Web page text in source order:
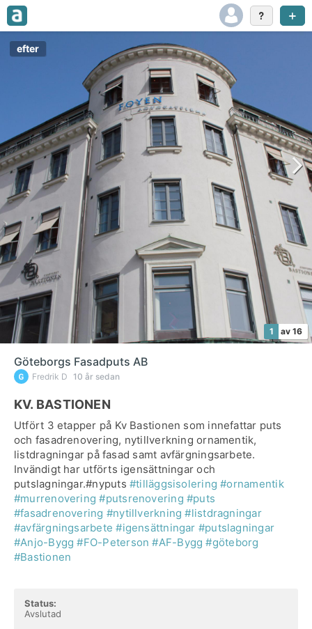
efter
1 av 16
Göteborgs Fasadputs AB
Fredrik D 10 år sedan
KV. BASTIONEN
Utfört 3 etapper på Kv Bastionen som innefattar puts
och fasadrenovering, nytillverkning ornamentik,
listdragningar på fasad samt avfärgningsarbete.
Invändigt har utförts igensättningar och
putslagningar.#nyputs #tilläggsisolering #ornamentik
#murrenovering #putsrenovering #puts
#fasadrenovering #nytillverkning #listdragningar
#avfärgningsarbete #igensättningar #putslagningar
#Anjo-Bygg #FO-Peterson #AF-Bygg #göteborg
#Bastionen
Status:
Avslutad